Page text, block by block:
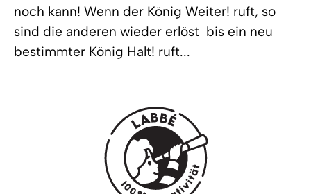
noch kann! Wenn der König Weiter! ruft, so
sind die anderen wieder erlöst  bis ein neu
bestimmter König Halt! ruft...